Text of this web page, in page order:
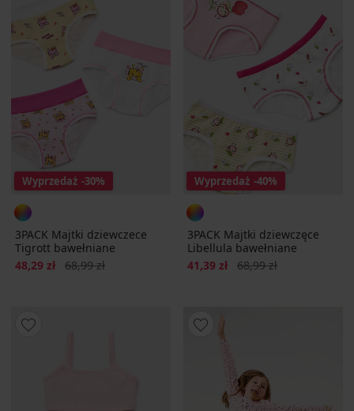
Wyprzedaż -30%
3PACK Majtki dziewczece
Tigrott bawełniane
Zniżka
48,29 zł Pierwotna cena
68,99 zł
Wyprzedaż -40%
3PACK Majtki dziewczęce
Libellula bawełniane
Zniżka
41,39 zł Pierwotna cena
68,99 zł